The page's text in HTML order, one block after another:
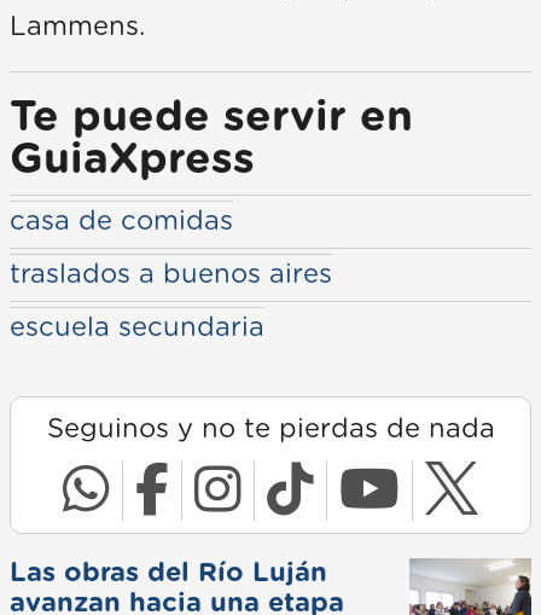
Lammens.
Te puede servir en
GuiaXpress
casa de comidas
traslados a buenos aires
escuela secundaria
Seguinos y no te pierdas de nada
Las obras del Río Luján
avanzan hacia una etapa